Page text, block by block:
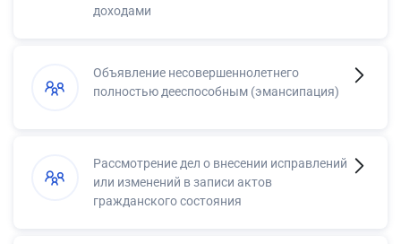
доходами
Объявление несовершеннолетнего
полностью дееспособным (эмансипация)
Рассмотрение дел о внесении исправлений
или изменений в записи актов
гражданского состояния